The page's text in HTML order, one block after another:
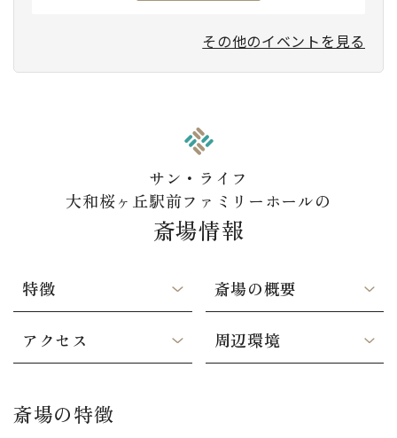
その他のイベントを見る
サン・ライフ
大和桜ヶ丘駅前ファミリーホールの
斎場情報
特徴 斎場の概要
アクセス 周辺環境
斎場の特徴